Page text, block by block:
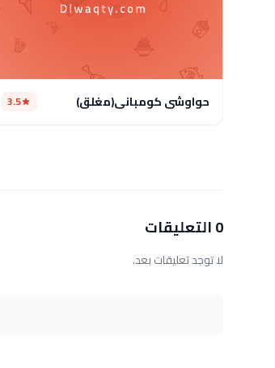
حواوشى كومبانى(مغلق) 3.5
0 التعليقات
لا توجد تعليقات بعد.